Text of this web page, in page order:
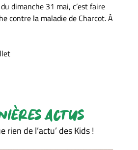
dimanche 31 mai, c’est faire
contre la maladie de Charcot. À
ACTUS
rien de l’actu’ des Kids !